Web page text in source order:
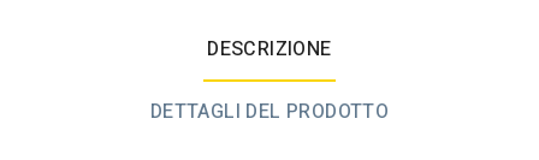
DESCRIZIONE
DETTAGLI DEL PRODOTTO